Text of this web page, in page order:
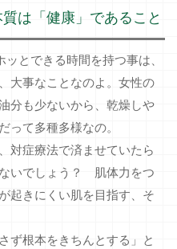
は「健康」であること
とできる時間を持つ事は、
大事なことなのよ。女性の
分も少ないから、乾燥しや
て多種多様なの。
対症療法で済ませていたら
いでしょう？ 肌体力をつ
起きにくい肌を目指す、そ
ず根本をきちんとする」と